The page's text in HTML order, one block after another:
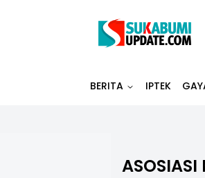
BERITA IPTEK
ASOSIASI